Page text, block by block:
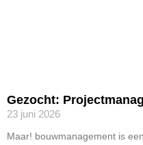
Gezocht:
23 juni 2026
Maar! bouwmanagement is